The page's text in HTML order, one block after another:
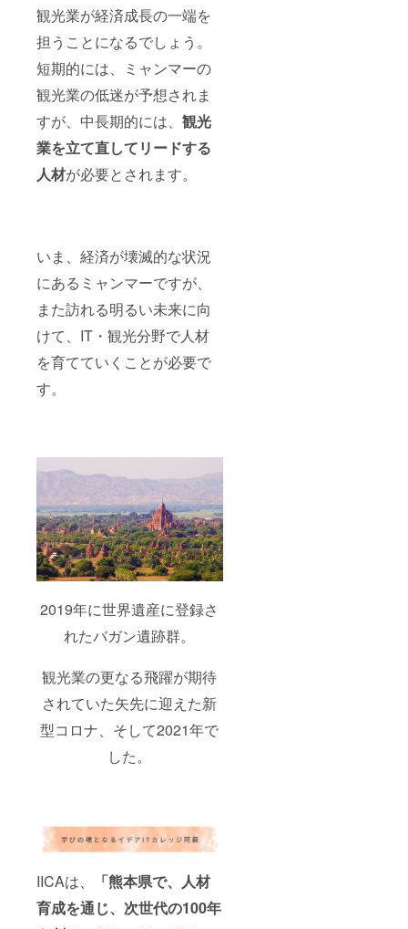
観光業が経済成長の一端を
担うことになるでしょう。
短期的には、ミャンマーの
観光業の低迷が予想されま
すが、中長期的には、 観光
業を立て直してリードする
人材が必要とされます。
いま、経済が壊滅的な状況
にあるミャンマーですが、
また訪れる明るい未来に向
けて、IT・観光分野で人材
を育てていくことが必要で
す。
2019年に世界遺産に登録さ
れたバガン遺跡群。
観光業の更なる飛躍が期待
されていた矢先に迎えた新
型コロナ、そして2021年で
した。
IICAは、
「熊本県で、人材
育成を通じ、次世代の100年